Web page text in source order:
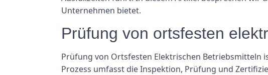
Unternehmen bietet.
Prüfung von ortsfesten
Prüfung von Ortsfesten Elektrischen Betriebsmitteln
Prozess umfasst die Inspektion, Prüfung und